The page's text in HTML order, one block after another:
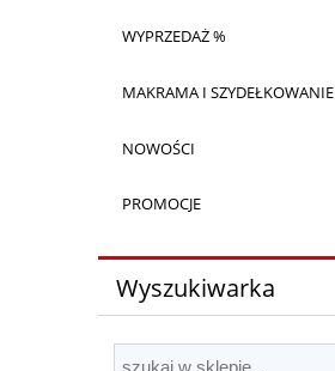
WYPRZEDAŻ %
MAKRAMA I SZYDEŁKOWANIE
NOWOŚCI
PROMOCJE
Wyszukiwarka